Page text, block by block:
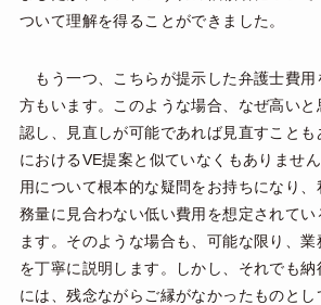
ついて理解を得ることができました。
もう一つ、こちらが提示した弁護士費用
方もいます。このような場合、なぜ高い
認し、見直しが可能であれば見直すこと
におけるVE提案と似ていなくもありませ
用について根本的な疑問をお持ちになり
務量に見合わない低い費用を想定されて
ます。そのような場合も、可能な限り、
を丁寧に説明します。しかし、それでも
には、残念ながらご縁がなかったものとし